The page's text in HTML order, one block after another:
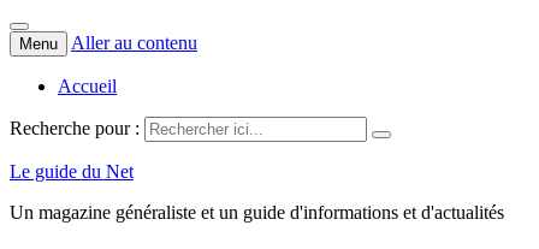
Menu Aller au contenu
Accueil
Recherche pour :
Le guide du Net
Un magazine généraliste et un guide d'informations et d'actualités